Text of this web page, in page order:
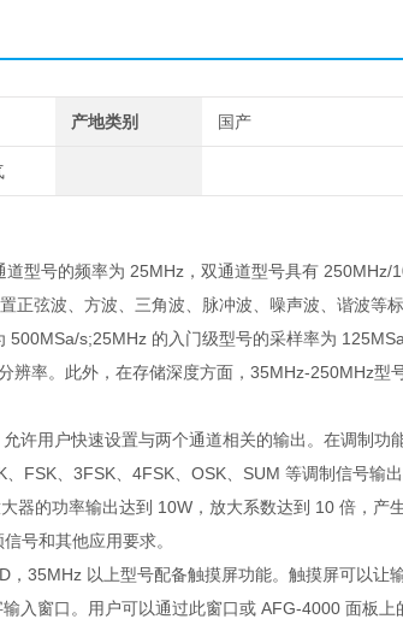
产地类别 国产
道型号的频率为 25MHz，双通道型号具有 250MHz/
正弦波、方波、三角波、脉冲波、噪声波、谐波等
s;25MHz 的入门级型号的采样率为
率。此外，在存储深度方面，35MHz-250MHz型
许用户快速设置与两个通道相关的输出。在调制功
FSK、3FSK、4FSK、OSK、SUM 等调制信号输
器的功率输出达到 10W，放大系数达到 10 倍，产
号和其他应用要求。
35MHz 以上型号配备触摸屏功能。触摸屏可以让
入窗口。用户可以通过此窗口或 AFG-4000 面板上